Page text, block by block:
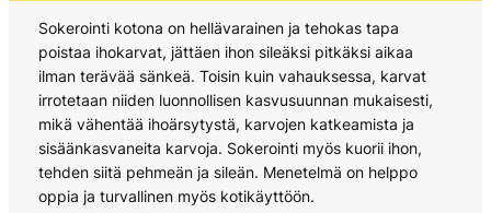
Sokerointi kotona on hellävarainen ja tehokas tapa
poistaa ihokarvat, jättäen ihon sileäksi pitkäksi aikaa
ilman terävää sänkeä. Toisin kuin vahauksessa, karvat
irrotetaan niiden luonnollisen kasvusuunnan mukaisesti,
mikä vähentää ihoärsytystä, karvojen katkeamista ja
sisäänkasvaneita karvoja. Sokerointi myös kuorii ihon,
tehden siitä pehmeän ja sileän. Menetelmä on helppo
oppia ja turvallinen myös kotikäyttöön.